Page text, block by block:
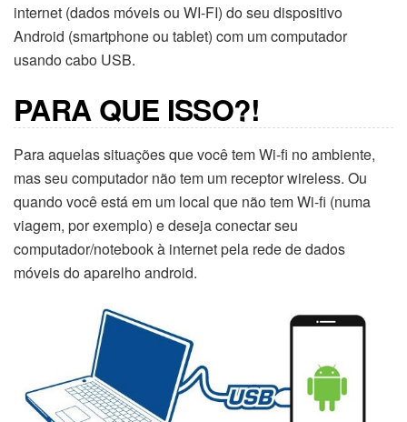
internet (dados móveis ou WI-FI) do seu dispositivo
Android (smartphone ou tablet) com um computador
usando cabo USB.
PARA QUE ISSO?!
Para aquelas situações que você tem Wi-fi no ambiente,
mas seu computador não tem um receptor wireless. Ou
quando você está em um local que não tem Wi-fi (numa
viagem, por exemplo) e deseja conectar seu
computador/notebook à internet pela rede de dados
móveis do aparelho android.